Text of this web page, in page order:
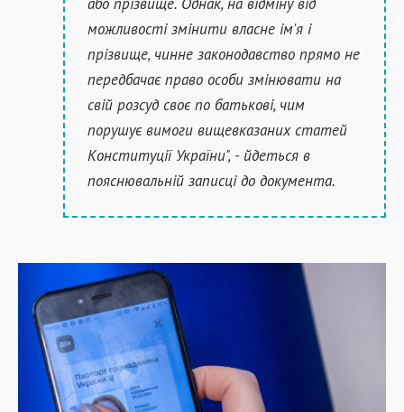
можливості змінити власне ім'я і
прізвище, чинне законодавство прямо не
передбачає право особи змінювати на
свій розсуд своє по батькові, чим
порушує вимоги вищевказаних статей
Конституції України", - йдеться в
пояснювальній записці до документа.